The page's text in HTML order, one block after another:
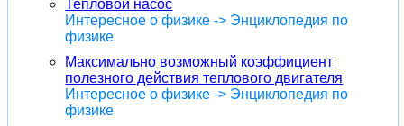
Тепловой насос
Интересное о физике -> Энциклопедия по
физике
Максимально возможный коэффициент
полезного действия теплового двигателя
Интересное о физике -> Энциклопедия по
физике